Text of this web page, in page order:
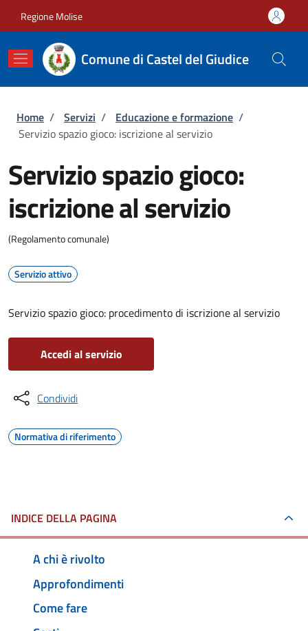
Regione Molise
Comune di Castel del Giudice
Briciole di pane
Home / Servizi / Educazione e formazione /
Servizio spazio gioco: iscrizione al servizio
Servizio spazio gioco:
iscrizione al servizio
(Regolamento comunale)
Servizio attivo
Servizio spazio gioco: procedimento di iscrizione al servizio
Accedi al servizio
Condividi
Normativa di riferimento
INDICE DELLA PAGINA
A chi è rivolto
Approfondimenti
Come fare